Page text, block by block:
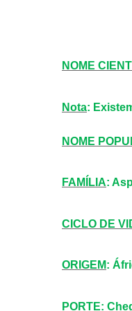
NOME
Nota:
NOME
FAMÍLIA:
CICLO DE
ORIGEM:
PORTE: